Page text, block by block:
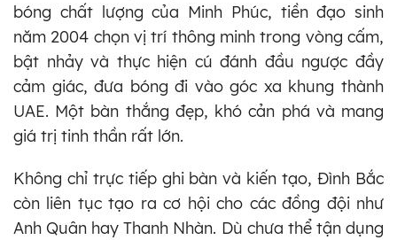
bóng chất lượng của Minh Phúc, tiền đạo sinh
năm 2004 chọn vị trí thông minh trong vòng cấm,
bật nhảy và thực hiện cú đánh đầu ngược đầy
cảm giác, đưa bóng đi vào góc xa khung thành
UAE. Một bàn thắng đẹp, khó cản phá và mang
giá trị tinh thần rất lớn.
Không chỉ trực tiếp ghi bàn và kiến tạo, Đình Bắc
còn liên tục tạo ra cơ hội cho các đồng đội như
Anh Quân hay Thanh Nhàn. Dù chưa thể tận dụng